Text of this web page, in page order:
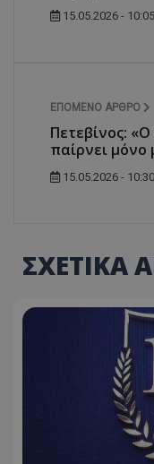
15.05.2026 - 10:05
ΕΠΌΜΕΝΟ ΆΡΘΡΟ
Πετεβίνος: «Ο
παίρνει μόνο
15.05.2026 - 10:30
ΣΧΕΤΙΚΑ